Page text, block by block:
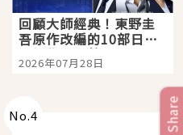
回顧大師經典！東野圭
吾原作改編的10部日本
影視作品推薦
2026年07月28日
No.4 Share